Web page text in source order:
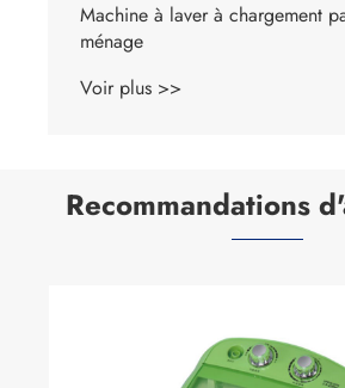
Machine à laver à chargement
ménage
Voir plus >>
Recommandations